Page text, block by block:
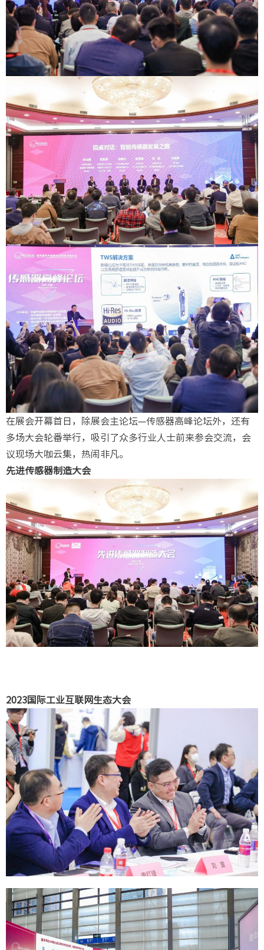
在展会开幕首日，除展会主论坛—传感器高峰论坛外，还有
多场大会轮番举行，吸引了众多行业人士前来参会交流，会
议现场大咖云集，热闹非凡。
先进传感器制造大会
2023国际工业互联网生态大会